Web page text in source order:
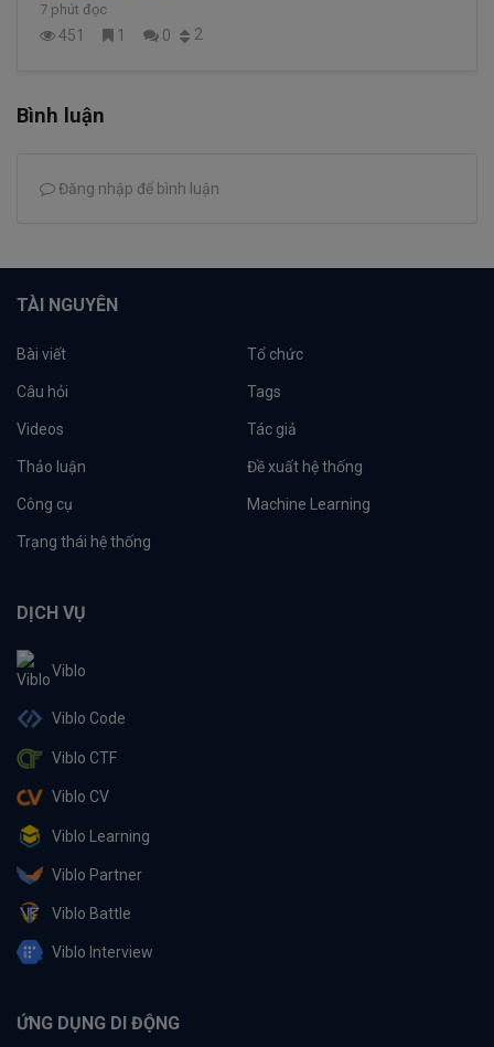
7 phút đọc
451 1 0 2
Bình luận
Đăng nhập để bình luận
TÀI NGUYÊN
Bài viết Tổ chức
Câu hỏi Tags
Videos Tác giả
Thảo luận Đề xuất hệ thống
Công cụ Machine Learning
Trạng thái hệ thống
DỊCH VỤ
Viblo
Viblo Code
Viblo CTF
Viblo CV
Viblo Learning
Viblo Partner
Viblo Battle
Viblo Interview
ỨNG DỤNG DI ĐỘNG